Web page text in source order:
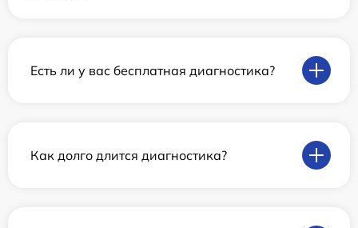
Есть ли у вас бесплатная диагностика?
Как долго длится диагностика?